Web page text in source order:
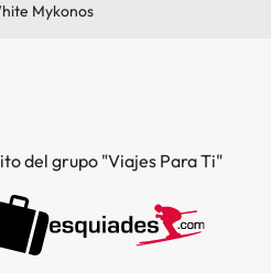
Mykonos
del grupo "Viajes Para Ti"